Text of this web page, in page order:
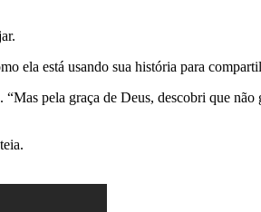
ela está usando sua história para
pela graça de Deus, descobri que